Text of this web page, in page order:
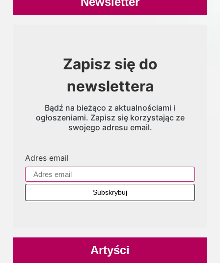
Zapisz się do
newslettera
Bądź na bieżąco z aktualnościami i
ogłoszeniami. Zapisz się korzystając ze
swojego adresu email.
Adres email
Artyści